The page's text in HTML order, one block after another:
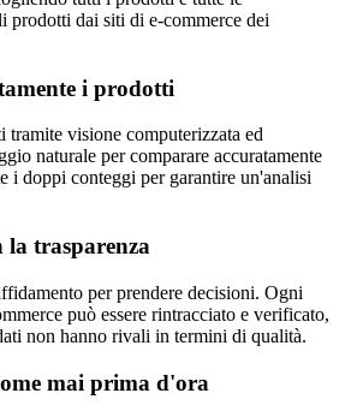
prodotti dai siti di e-commerce dei
i prodotti
tramite visione computerizzata ed
naturale per comparare accuratamente
i doppi conteggi per garantire un'analisi
la trasparenza
per prendere decisioni. Ogni
può essere rintracciato e verificato,
non hanno rivali in termini di qualità.
mai prima d'ora